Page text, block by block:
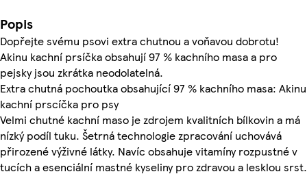
Popis
Dopřejte svému psovi extra chutnou a voňavou dobrotu!
Akinu kachní prsíčka obsahují 97 % kachního masa a pro
pejsky jsou zkrátka neodolatelná.
Extra chutná pochoutka obsahující 97 % kachního masa: Akinu
kachní prscíčka pro psy
Velmi chutné kachní maso je zdrojem kvalitních bílkovin a má
nízký podíl tuku. Šetrná technologie zpracování uchovává
přirozené výživné látky. Navíc obsahuje vitamíny rozpustné v
tucích a esenciální mastné kyseliny pro zdravou a lesklou srst.